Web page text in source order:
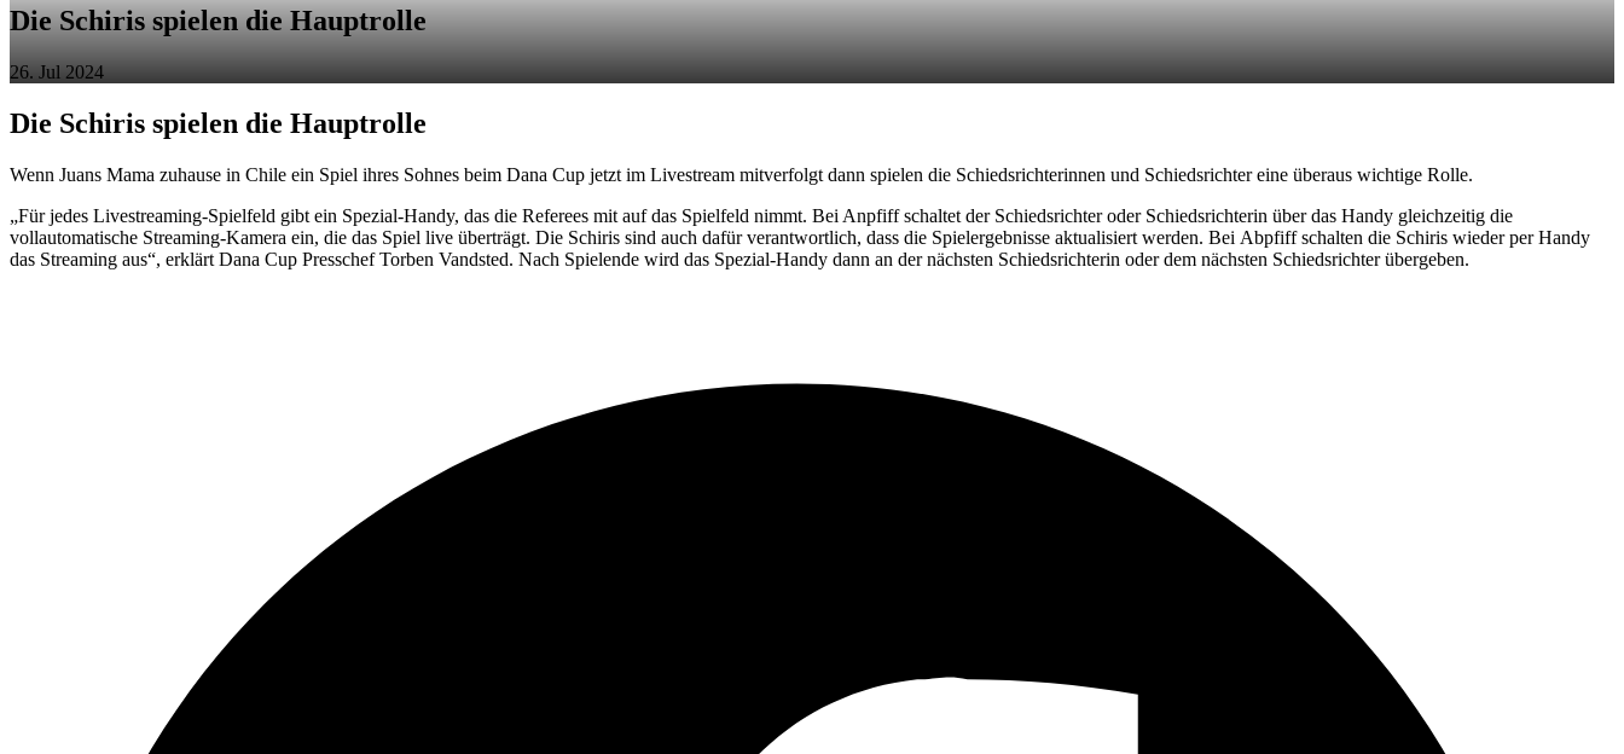
Die Schiris spielen die Hauptrolle
26. Jul 2024
Die Schiris spielen die Hauptrolle
Wenn Juans Mama zuhause in Chile ein Spiel ihres Sohnes beim Dana Cup jetzt im Livestream mitverfolgt dann spielen die Schiedsrichterinnen und Schiedsrichter eine überaus wichtige Rolle.
„Für jedes Livestreaming-Spielfeld gibt ein Spezial-Handy, das die Referees mit auf das Spielfeld nimmt. Bei Anpfiff schaltet der Schiedsrichter oder Schiedsrichterin über das Handy gleichzeitig die
vollautomatische Streaming-Kamera ein, die das Spiel live überträgt. Die Schiris sind auch dafür verantwortlich, dass die Spielergebnisse aktualisiert werden. Bei Abpfiff schalten die Schiris wieder per Handy
das Streaming aus“, erklärt Dana Cup Presschef Torben Vandsted. Nach Spielende wird das Spezial-Handy dann an der nächsten Schiedsrichterin oder dem nächsten Schiedsrichter übergeben.